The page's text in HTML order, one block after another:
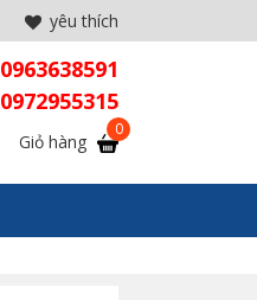
yêu thích
0963638591
0972955315
Giỏ hàng